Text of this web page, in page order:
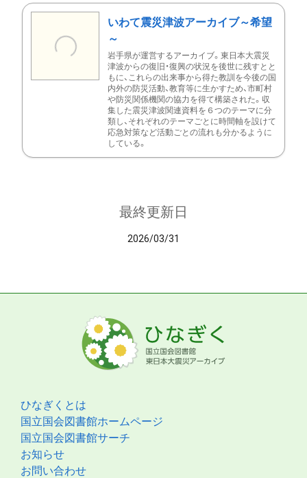
いわて震災津波アーカイブ～希望
～
岩手県が運営するアーカイブ。東日本大震災
津波からの復旧・復興の状況を後世に残すとと
もに、これらの出来事から得た教訓を今後の国
内外の防災活動、教育等に生かすため、市町村
や防災関係機関の協力を得て構築された。収
集した震災津波関連資料を６つのテーマに分
類し、それぞれのテーマごとに時間軸を設けて
応急対策など活動ごとの流れも分かるように
している。
最終更新日
2026/03/31
ひなぎくとは
国立国会図書館ホームページ
国立国会図書館サーチ
お知らせ
お問い合わせ